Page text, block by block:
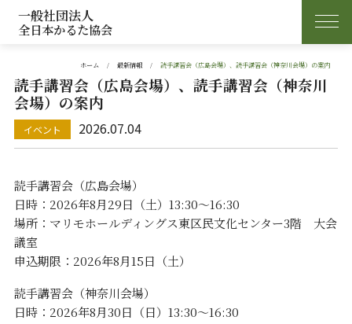
一般社団法人
全日本かるた協会
ホーム 最新情報 読手講習会（広島会場）、読手講習会（神奈川会場）の案内
読手講習会（広島会場）、読手講習会（神奈川
会場）の案内
2026.07.04
読手講習会（広島会場）
日時：2026年8月29日（土）13:30～16:30
場所：マリモホールディングス東区民文化センター3階 大会
議室
申込期限：2026年8月15日（土）
読手講習会（神奈川会場）
日時：2026年8月30日（日）13:30～16:30